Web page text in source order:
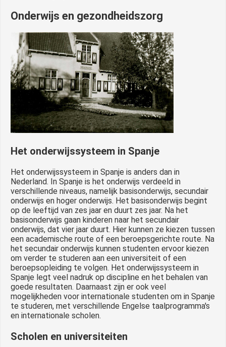
Onderwijs en gezondheidszorg
Het onderwijssysteem in Spanje
Het onderwijssysteem in Spanje is anders dan in
Nederland. In Spanje is het onderwijs verdeeld in
verschillende niveaus, namelijk basisonderwijs, secundair
onderwijs en hoger onderwijs. Het basisonderwijs begint
op de leeftijd van zes jaar en duurt zes jaar. Na het
basisonderwijs gaan kinderen naar het secundair
onderwijs, dat vier jaar duurt. Hier kunnen ze kiezen tussen
een academische route of een beroepsgerichte route. Na
het secundair onderwijs kunnen studenten ervoor kiezen
om verder te studeren aan een universiteit of een
beroepsopleiding te volgen. Het onderwijssysteem in
Spanje legt veel nadruk op discipline en het behalen van
goede resultaten. Daarnaast zijn er ook veel
mogelijkheden voor internationale studenten om in Spanje
te studeren, met verschillende Engelse taalprogramma's
en internationale scholen.
Scholen en universiteiten